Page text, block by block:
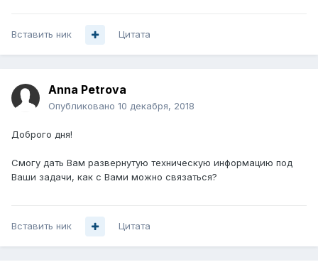
Вставить ник Цитата
Anna Petrova
Опубликовано 10 декабря, 2018
Доброго дня!
Смогу дать Вам развернутую техническую информацию под
Ваши задачи, как с Вами можно связаться?
Вставить ник Цитата